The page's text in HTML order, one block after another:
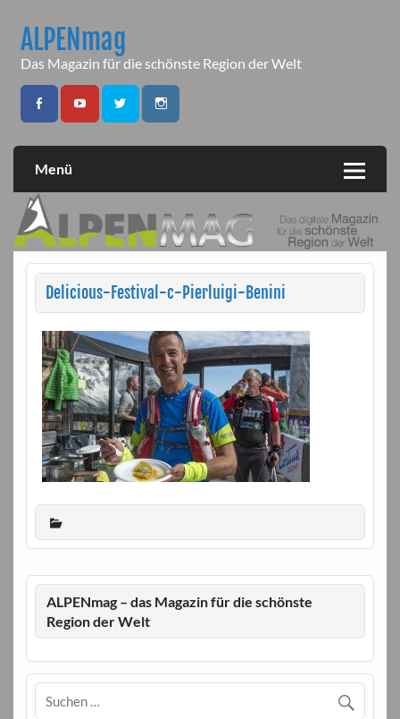
contentALPENmag
Das Magazin für die schönste Region der Welt
Menü
Delicious-Festival-c-Pierluigi-Benini
ALPENmag – das Magazin für die schönste
Region der Welt